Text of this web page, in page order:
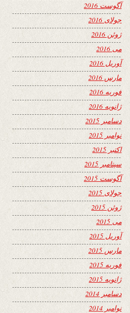
آگوست 2016
جولای 2016
ژوئن 2016
می 2016
آوریل 2016
مارس 2016
فوریه 2016
ژانویه 2016
دسامبر 2015
نوامبر 2015
اکتبر 2015
سپتامبر 2015
آگوست 2015
جولای 2015
ژوئن 2015
می 2015
آوریل 2015
مارس 2015
فوریه 2015
ژانویه 2015
دسامبر 2014
نوامبر 2014